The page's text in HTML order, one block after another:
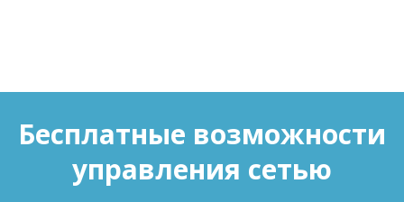
Бесплатные возможности
управления сетью